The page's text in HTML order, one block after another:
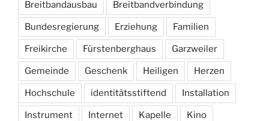
Breitbandausbau Breitbandverbindung
Bundesregierung Erziehung Familien
Freikirche Fürstenberghaus Garzweiler
Gemeinde Geschenk Heiligen Herzen
Hochschule identitätsstiftend Installation
Instrument Internet Kapelle Kino